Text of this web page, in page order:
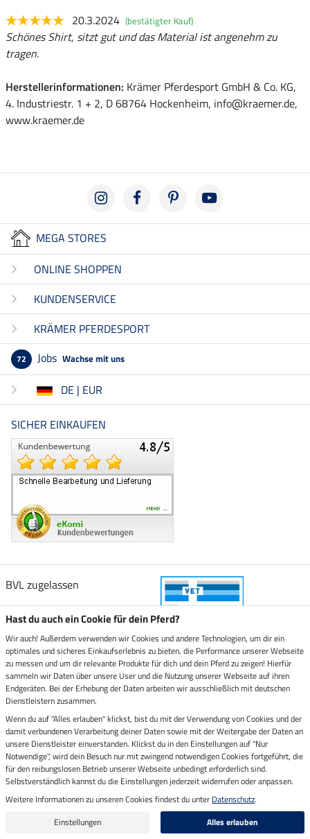
20.3.2024 (bestätigter Kauf)
Schönes Shirt, sitzt gut und das Material ist angenehm zu
tragen.
Herstellerinformationen: Krämer Pferdesport GmbH & Co. KG,
4. Industriestr. 1 + 2, D 68764 Hockenheim, info@kraemer.de,
www.kraemer.de
MEGA STORES
ONLINE SHOPPEN
KUNDENSERVICE
KRÄMER PFERDESPORT
72 Jobs Wachse mit uns
DE | EUR
SICHER EINKAUFEN
BVL zugelassen
Zustellung durch
Sicher bezahlen mit
Rechnung Vorkasse
Impressum
Letzte Aktualisierung am 08.08.2026 um 14:33
Alle Preise in Euro inkl. MwSt. zzgl.
Versandkosten
Hast du auch ein Cookie für dein Pferd?
Wir auch! Außerdem verwenden wir Cookies und andere Technologien, um dir ein
optimales und sicheres Einkaufserlebnis zu bieten, die Performance unserer Webseite
zu messen und um dir relevante Produkte für dich und dein Pferd zu zeigen! Hierfür
sammeln wir Daten über unsere User und die Nutzung unserer Webseite auf ihren
Endgeräten. Bei der Erhebung der Daten arbeiten wir ausschließlich mit deutschen
Dienstleistern zusammen.
Wenn du auf "Alles erlauben" klickst, bist du mit der Verwendung von Cookies und der
damit verbundenen Verarbeitung deiner Daten sowie mit der Weitergabe der Daten an
unsere Dienstleister einverstanden. Klickst du in den Einstellungen auf "Nur
Notwendige", wird dein Besuch nur mit zwingend notwendigen Cookies fortgeführt, die
für den reibungslosen Betrieb unserer Webseite unbedingt erforderlich sind.
Selbstverständlich kannst du die Einstellungen jederzeit widerrufen oder anpassen.
Weitere Informationen zu unseren Cookies findest du unter Datenschutz.
Einstellungen
Alles erlauben